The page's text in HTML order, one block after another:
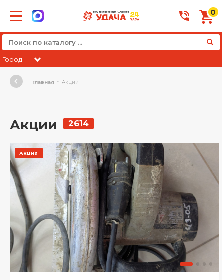
0
Город:
Главная Акции
Акции 2614
Акция